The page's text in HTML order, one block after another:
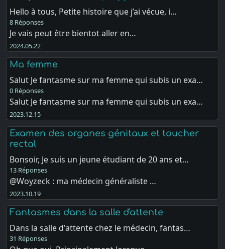
Hello à tous, Petite histoire que j’ai vécue, i…
8 Réponses
Je vais peut être bientot aller en…
2024.05.22
Ma femme
Salut Je fantasme sur ma femme qui subis un exa…
0 Réponses
Salut Je fantasme sur ma femme qui subis un exa…
2023.12.15
Examen des organes génitaux et toucher
rectal
Bonsoir, Je suis un jeune étudiant de 20 ans et…
13 Réponses
@Woyzeck : ma médecin généraliste …
2023.10.19
Fantasmes dans la salle d'attente
Dans la salle d'attente chez le médecin, fantas…
31 Réponses